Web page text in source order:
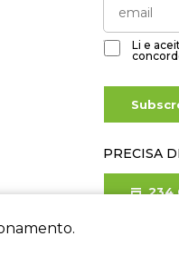
Li e
PRECISA
234